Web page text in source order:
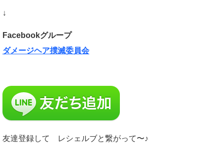
↓
Facebookグループ
ダメージヘア撲滅委員会
友達登録して レシェルブと繋がって〜♪